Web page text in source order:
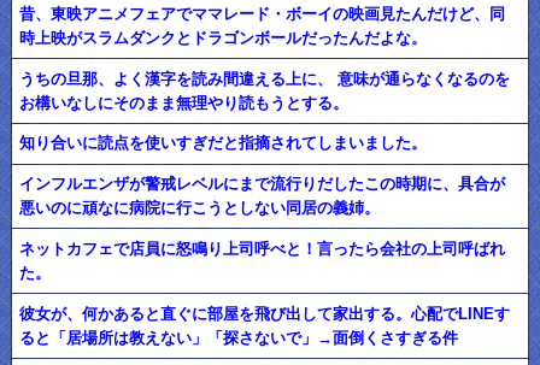
昔、東映アニメフェアでママレード・ボーイの映画見たんだけど、同
時上映がスラムダンクとドラゴンボールだったんだよな。
うちの旦那、よく漢字を読み間違える上に、 意味が通らなくなるのを
お構いなしにそのまま無理やり読もうとする。
知り合いに読点を使いすぎだと指摘されてしまいました。
インフルエンザが警戒レベルにまで流行りだしたこの時期に、具合が
悪いのに頑なに病院に行こうとしない同居の義姉。
ネットカフェで店員に怒鳴り上司呼べと！言ったら会社の上司呼ばれ
た。
彼女が、何かあると直ぐに部屋を飛び出して家出する。心配でLINEす
ると「居場所は教えない」「探さないで」→面倒くさすぎる件